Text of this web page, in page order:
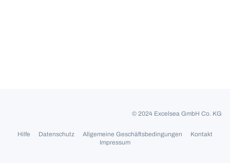
© 2024 Excelsea GmbH Co. KG
Hilfe Datenschutz Allgemeine Geschäftsbedingungen
Kontakt
Impressum